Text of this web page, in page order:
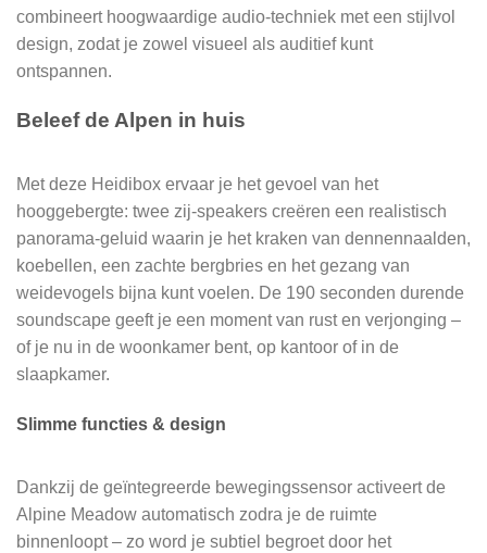
combineert hoogwaardige audio‑techniek met een stijlvol
design, zodat je zowel visueel als auditief kunt
ontspannen.
Beleef de Alpen in huis
Met deze Heidibox ervaar je het gevoel van het
hooggebergte: twee zij‑speakers creëren een realistisch
panorama‑geluid waarin je het kraken van dennennaalden,
koebellen, een zachte bergbries en het gezang van
weidevogels bijna kunt voelen. De 190 seconden durende
soundscape geeft je een moment van rust en verjonging –
of je nu in de woonkamer bent, op kantoor of in de
slaapkamer.
Slimme functies & design
Dankzij de geïntegreerde bewegingssensor activeert de
Alpine Meadow automatisch zodra je de ruimte
binnenloopt – zo word je subtiel begroet door het